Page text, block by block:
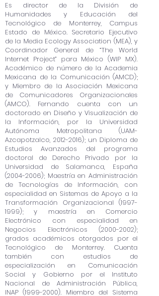
Es director de la División de
Humanidades y Educación del
Tecnológico de Monterrey, Campus
Estado de México. Secretario Ejecutivo
de la Media Ecology Association (MEA), y
Coordinador General de “The World
Internet Project” para México (WIP MX).
Académico de número de la Academia
Mexicana de la Comunicación (AMCD);
y Miembro de la Asociación Mexicana
de Comunicadores Organizacionales
(AMCO). Fernando cuenta con un
doctorado en Diseño y Visualización de
la Información, por la Universidad
Autónoma Metropolitana (UAM-
Azcapotzalco, 2012-2016); un Diploma de
Estudios Avanzados del programa
doctoral de Derecho Privado por la
Universidad de Salamanca, España
(2004-2006); Maestría en Administración
de Tecnologías de Información, con
especialidad en Sistemas de Apoyo a la
Transformación Organizacional (1997-
1999); y maestría en Comercio
Electrónico con especialidad en
Negocios Electrónicos (2000-2002);
grados académicos otorgados por el
Tecnológico de Monterrey. Cuenta
también con estudios de
especialización en Comunicación
Social y Gobierno por el Instituto
Nacional de Administración Pública,
INAP (1999-2000). Miembro del Sistema